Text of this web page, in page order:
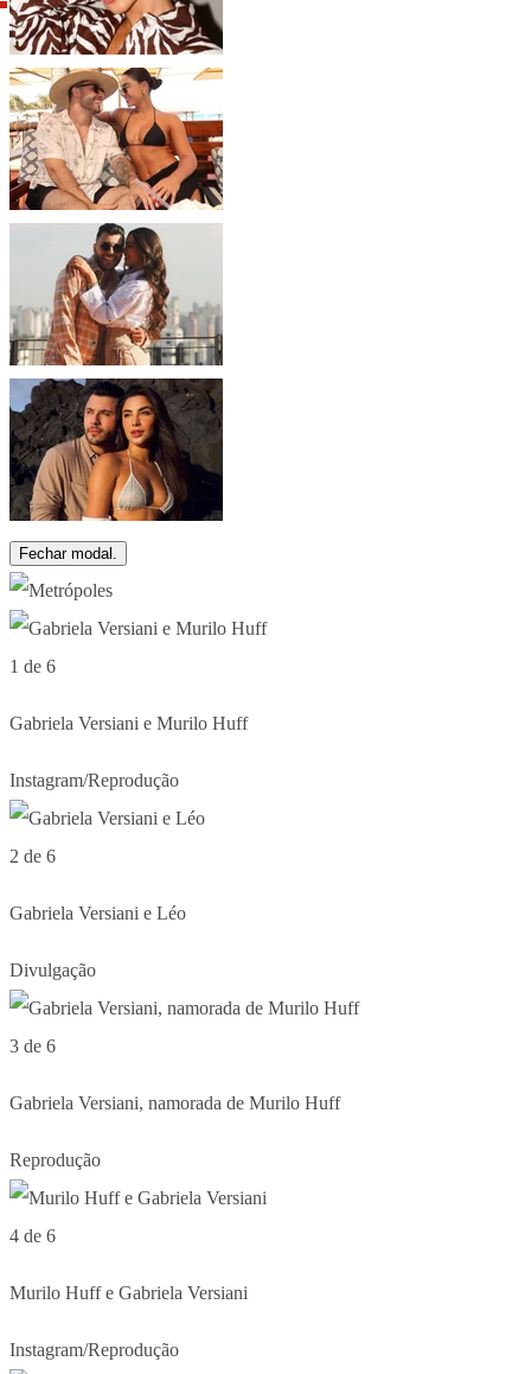
Fechar modal.
1 de 6
Gabriela Versiani e Murilo Huff
Instagram/Reprodução
2 de 6
Gabriela Versiani e Léo
Divulgação
3 de 6
Gabriela Versiani, namorada de Murilo Huff
Reprodução
4 de 6
Murilo Huff e Gabriela Versiani
Instagram/Reprodução